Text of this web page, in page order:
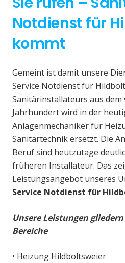
Notdienst für
kommt
Gemeint ist damit unsere
Service Notdienst für
Sanitärinstallateurs aus dem
Jahrhundert wird in der
Anlagenmechaniker für
Sanitärtechnik ersetzt. Die
Beruf sind heutzutage
früheren Installateur. Das
Leistungsangebot unseres
Service Notdienst für
Unsere Leistungen
Bereiche
• Heizung Hildboltsweier